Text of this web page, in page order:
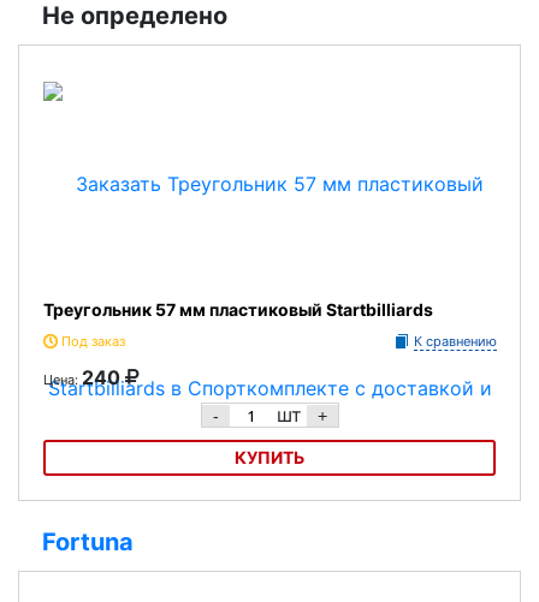
Не определено
Треугольник 57 мм пластиковый Startbilliards
Под заказ К сравнению
Цена: 240
- шт +
КУПИТЬ
Fortuna